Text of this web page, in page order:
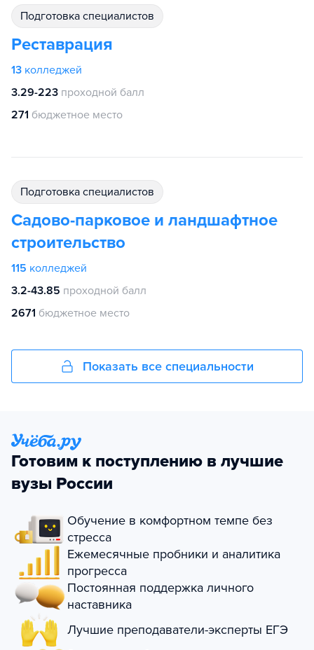
подготовка специалистов
Реставрация
13 колледжей
3.29-223 проходной балл
271 бюджетное место
подготовка специалистов
Садово-парковое и ландшафтное
строительство
115 колледжей
3.2-43.85 проходной балл
2671 бюджетное место
Показать все специальности
Готовим к поступлению в лучшие
вузы России
Обучение в комфортном темпе без
стресса
Ежемесячные пробники и аналитика
прогресса
Постоянная поддержка личного
наставника
Лучшие преподаватели-эксперты ЕГЭ